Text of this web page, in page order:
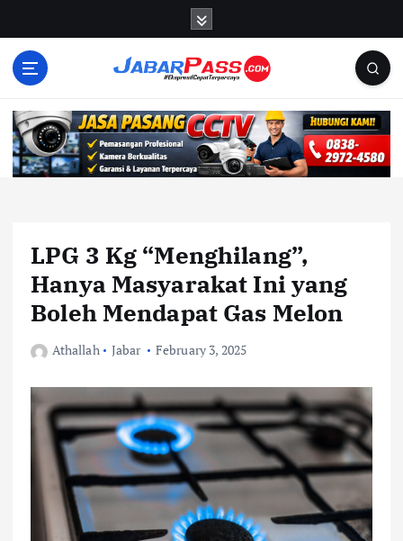
LPG 3 Kg “Menghilang”,
Hanya Masyarakat Ini yang
Boleh Mendapat Gas Melon
Athallah Jabar February 3, 2025